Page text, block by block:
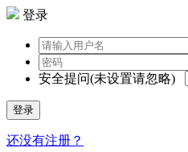
登录
安全提问(未设置请忽略)
登录
还没有注册？